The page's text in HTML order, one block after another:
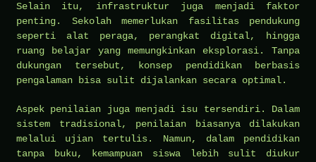
Selain itu, infrastruktur juga menjadi faktor
penting. Sekolah memerlukan fasilitas pendukung
seperti alat peraga, perangkat digital, hingga
ruang belajar yang memungkinkan eksplorasi. Tanpa
dukungan tersebut, konsep pendidikan berbasis
pengalaman bisa sulit dijalankan secara optimal.
Aspek penilaian juga menjadi isu tersendiri. Dalam
sistem tradisional, penilaian biasanya dilakukan
melalui ujian tertulis. Namun, dalam pendidikan
tanpa buku, kemampuan siswa lebih sulit diukur